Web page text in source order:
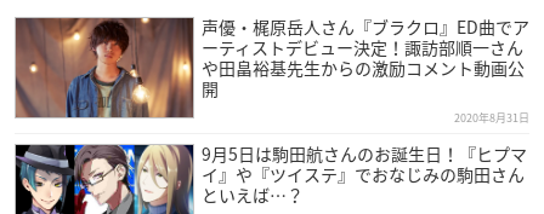
声優・梶原岳人さん『ブラクロ』ED曲でア
ーティストデビュー決定！諏訪部順一さん
や田畠裕基先生からの激励コメント動画公
開
2020年8月31日
9月5日は駒田航さんのお誕生日！『ヒプマ
イ』や『ツイステ』でおなじみの駒田さん
といえば…？